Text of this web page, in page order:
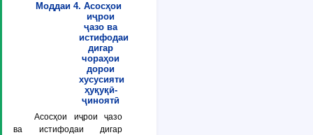
Моддаи 4. Асосҳои
иҷрои
ҷазо ва
истифодаи
дигар
чораҳои
дорои
хусусияти
ҳуқуқӣ-
ҷиноятӣ
Асосҳои иҷрои ҷазо
ва истифодаи дигар